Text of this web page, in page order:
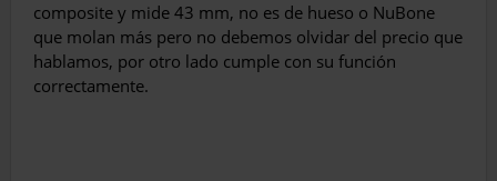
composite y mide 43 mm, no es de hueso o NuBone
que molan más pero no debemos olvidar del precio que
hablamos, por otro lado cumple con su función
correctamente.